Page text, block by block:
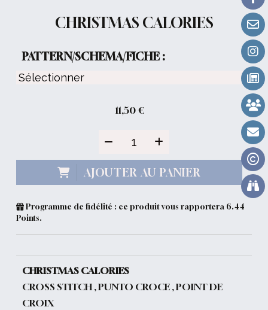
CHRISTMAS CALORIES
PATTERN/SCHEMA/FICHE :
11,50€
AJOUTER AU PANIER
Programme de fidélité : ce produit vous rapportera 6.44
Points.
CHRISTMAS CALORIES
CROSS STITCH , PUNTO CROCE , POINT DE
CROIX